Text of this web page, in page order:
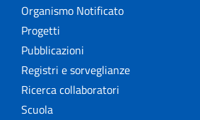
Organismo Notificato
Progetti
Pubblicazioni
Registri e sorveglianze
Ricerca collaboratori
Scuola